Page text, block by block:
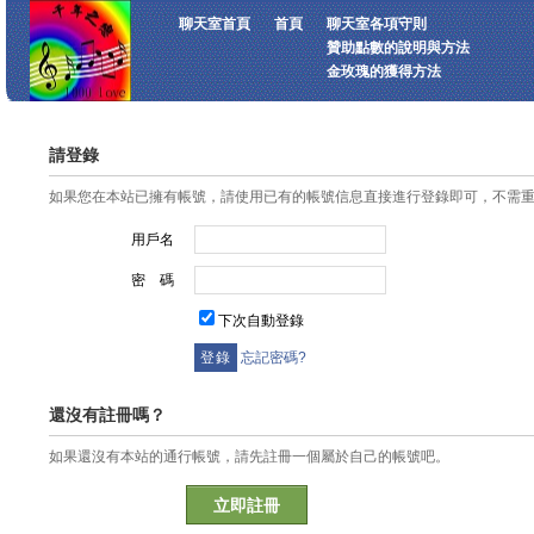
聊天室首頁 首頁
聊天室各項守則
贊助點數的說明與方法
金玫瑰的獲得方法
請登錄
如果您在本站已擁有帳號，請使用已有的帳號信息直接進行登錄即可，不需
用戶名
密 碼
下次自動登錄
忘記密碼?
還沒有註冊嗎？
如果還沒有本站的通行帳號，請先註冊一個屬於自己的帳號吧。
立即註冊